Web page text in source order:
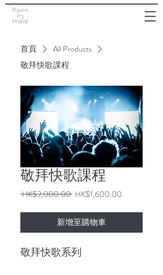
首頁
All Products
敬拜快歌課程
敬拜快歌課程
HK$2,000.00 一
價
格
HK$1,600.00
新增至購物車
敬拜快歌系列